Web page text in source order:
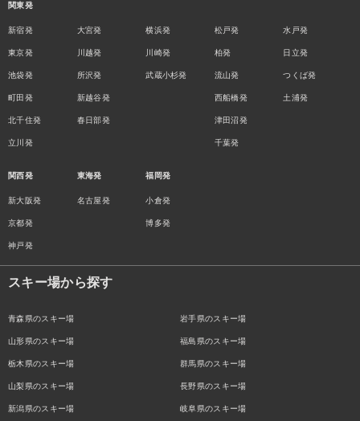
関東発
新宿発
東京発
池袋発
町田発
北千住発
立川発
大宮発
川越発
所沢発
新越谷発
春日部発
横浜発
川崎発
武蔵小杉発
松戸発
柏発
流山発
西船橋発
津田沼発
千葉発
水戸発
日立発
つくば発
土浦発
関西発
新大阪発
京都発
神戸発
東海発
名古屋発
福岡発
小倉発
博多発
スキー場から探す
青森県のスキー場 岩手県のスキー場
山形県のスキー場 福島県のスキー場
栃木県のスキー場 群馬県のスキー場
山梨県のスキー場 長野県のスキー場
新潟県のスキー場 岐阜県のスキー場